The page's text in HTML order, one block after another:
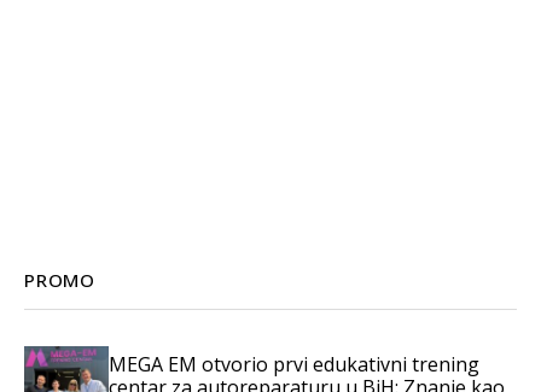
PROMO
MEGA EM otvorio prvi edukativni trening